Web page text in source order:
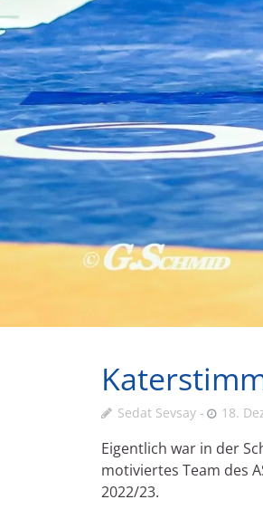
Sedat Sevsay 18.
Eigentlich war in der
motiviertes Team des
2022/23.